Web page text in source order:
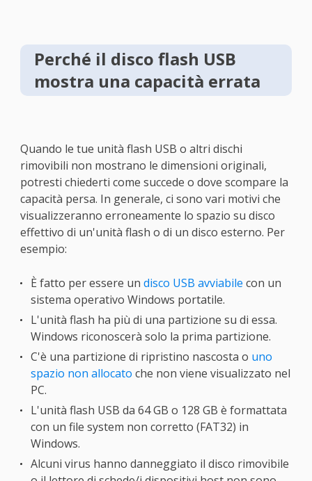
Perché il disco flash USB
mostra una capacità errata
Quando le tue unità flash USB o altri dischi
rimovibili non mostrano le dimensioni originali,
potresti chiederti come succede o dove scompare la
capacità persa. In generale, ci sono vari motivi che
visualizzeranno erroneamente lo spazio su disco
effettivo di un'unità flash o di un disco esterno. Per
esempio:
È fatto per essere un disco USB avviabile con un
sistema operativo Windows portatile.
L'unità flash ha più di una partizione su di essa.
Windows riconoscerà solo la prima partizione.
C'è una partizione di ripristino nascosta o uno
spazio non allocato che non viene visualizzato nel
PC.
L'unità flash USB da 64 GB o 128 GB è formattata
con un file system non corretto (FAT32) in
Windows.
Alcuni virus hanno danneggiato il disco rimovibile